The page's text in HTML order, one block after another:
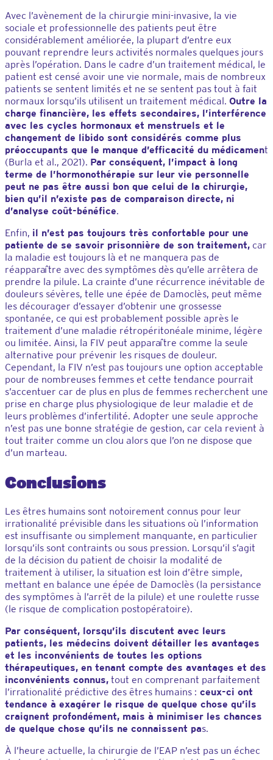
Avec l’avènement de la chirurgie mini-invasive, la vie
sociale et professionnelle des patients peut être
considérablement améliorée, la plupart d’entre eux
pouvant reprendre leurs activités normales quelques jours
après l’opération. Dans le cadre d’un traitement médical, le
patient est censé avoir une vie normale, mais de nombreux
patients se sentent limités et ne se sentent pas tout à fait
normaux lorsqu’ils utilisent un traitement médical. Outre la
charge financière, les effets secondaires, l’interférence
avec les cycles hormonaux et menstruels et le
changement de libido sont considérés comme plus
préoccupants que le manque d’efficacité du médicament
(Burla et al., 2021). Par conséquent, l’impact à long
terme de l’hormonothérapie sur leur vie personnelle
peut ne pas être aussi bon que celui de la chirurgie,
bien qu’il n’existe pas de comparaison directe, ni
d’analyse coût-bénéfice.
Enfin, il n’est pas toujours très confortable pour une
patiente de se savoir prisonnière de son traitement, car
la maladie est toujours là et ne manquera pas de
réapparaître avec des symptômes dès qu’elle arrêtera de
prendre la pilule. La crainte d’une récurrence inévitable de
douleurs sévères, telle une épée de Damoclès, peut même
les décourager d’essayer d’obtenir une grossesse
spontanée, ce qui est probablement possible après le
traitement d’une maladie rétropéritonéale minime, légère
ou limitée. Ainsi, la FIV peut apparaître comme la seule
alternative pour prévenir les risques de douleur.
Cependant, la FIV n’est pas toujours une option acceptable
pour de nombreuses femmes et cette tendance pourrait
s’accentuer car de plus en plus de femmes recherchent une
prise en charge plus physiologique de leur maladie et de
leurs problèmes d’infertilité. Adopter une seule approche
n’est pas une bonne stratégie de gestion, car cela revient à
tout traiter comme un clou alors que l’on ne dispose que
d’un marteau.
Conclusions
Les êtres humains sont notoirement connus pour leur
irrationalité prévisible dans les situations où l’information
est insuffisante ou simplement manquante, en particulier
lorsqu’ils sont contraints ou sous pression. Lorsqu’il s’agit
de la décision du patient de choisir la modalité de
traitement à utiliser, la situation est loin d’être simple,
mettant en balance une épée de Damoclès (la persistance
des symptômes à l’arrêt de la pilule) et une roulette russe
(le risque de complication postopératoire).
Par conséquent, lorsqu’ils discutent avec leurs
patients, les médecins doivent détailler les avantages
et les inconvénients de toutes les options
thérapeutiques, en tenant compte des avantages et des
inconvénients connus, tout en comprenant parfaitement
l’irrationalité prédictive des êtres humains : ceux-ci ont
tendance à exagérer le risque de quelque chose qu’ils
craignent profondément, mais à minimiser les chances
de quelque chose qu’ils ne connaissent pas.
À l’heure actuelle, la chirurgie de l’EAP n’est pas un échec